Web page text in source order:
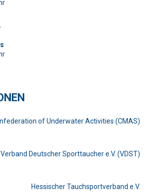
of Underwater Activities (CMAS)
Verband Deutscher Sporttaucher e.V. (VDST)
Hessischer Tauchsportverband e.V.